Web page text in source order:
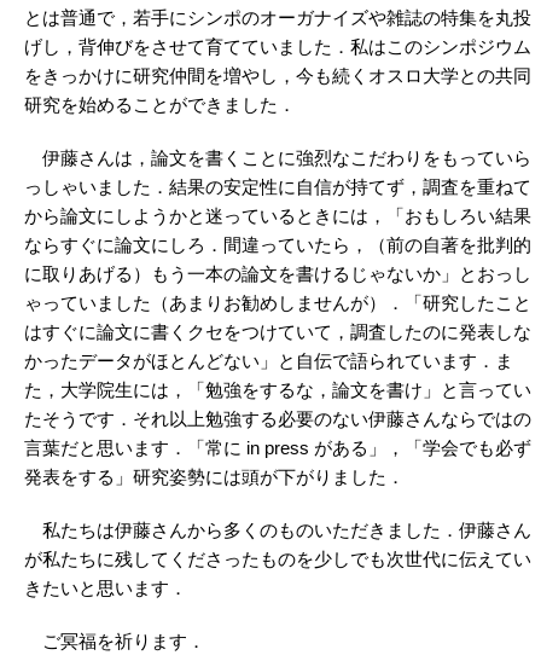
とは普通で，若手にシンポのオーガナイズや雑誌の特集を丸投
げし，背伸びをさせて育てていました．私はこのシンポジウム
をきっかけに研究仲間を増やし，今も続くオスロ大学との共同
研究を始めることができました．
伊藤さんは，論文を書くことに強烈なこだわりをもっていら
っしゃいました．結果の安定性に自信が持てず，調査を重ねて
から論文にしようかと迷っているときには，「おもしろい結果
ならすぐに論文にしろ．間違っていたら，（前の自著を批判的
に取りあげる）もう一本の論文を書けるじゃないか」とおっし
ゃっていました（あまりお勧めしませんが）．「研究したこと
はすぐに論文に書くクセをつけていて，調査したのに発表しな
かったデータがほとんどない」と自伝で語られています．ま
た，大学院生には，「勉強をするな，論文を書け」と言ってい
たそうです．それ以上勉強する必要のない伊藤さんならではの
言葉だと思います．「常に in press がある」，「学会でも必ず
発表をする」研究姿勢には頭が下がりました．
私たちは伊藤さんから多くのものいただきました．伊藤さん
が私たちに残してくださったものを少しでも次世代に伝えてい
きたいと思います．
ご冥福を祈ります．